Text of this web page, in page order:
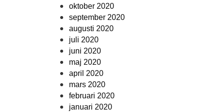
oktober 2020
september 2020
augusti 2020
juli 2020
juni 2020
maj 2020
april 2020
mars 2020
februari 2020
januari 2020